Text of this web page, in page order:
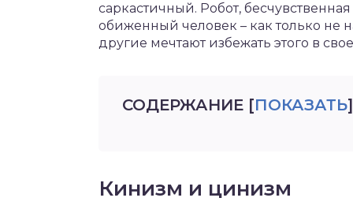
саркастичный. Робот,
обиженный человек – как только не
другие мечтают избежать этого в
СОДЕРЖАНИЕ [ПОКАЗАТЬ]
Кинизм и цинизм